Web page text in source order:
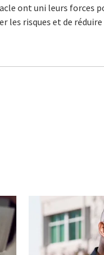
ont uni leurs forces
les risques et de